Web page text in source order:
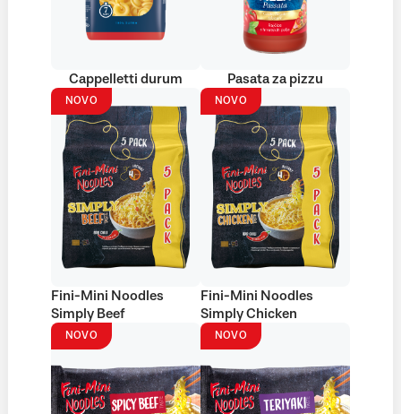
Cappelletti durum Pasata za pizzu
NOVO
Fini-Mini Noodles
Simply Beef
NOVO
Fini-Mini Noodles
Simply Chicken
NOVO NOVO